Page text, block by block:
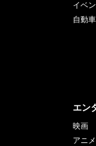
イベ
自動
エン
映画
アニ